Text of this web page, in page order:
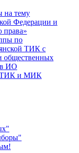
на тему
Федерации и
права»
по
ТИК с
общественных
ИО
ТИК и МИК